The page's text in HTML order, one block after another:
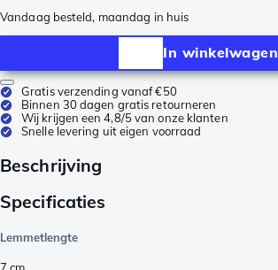
Vandaag besteld, maandag in huis
In winkelwagen
Gratis verzending vanaf €50
Binnen 30 dagen gratis retourneren
Wij krijgen een 4,8/5 van onze klanten
Snelle levering uit eigen voorraad
Beschrijving
Specificaties
Lemmetlengte
7 cm